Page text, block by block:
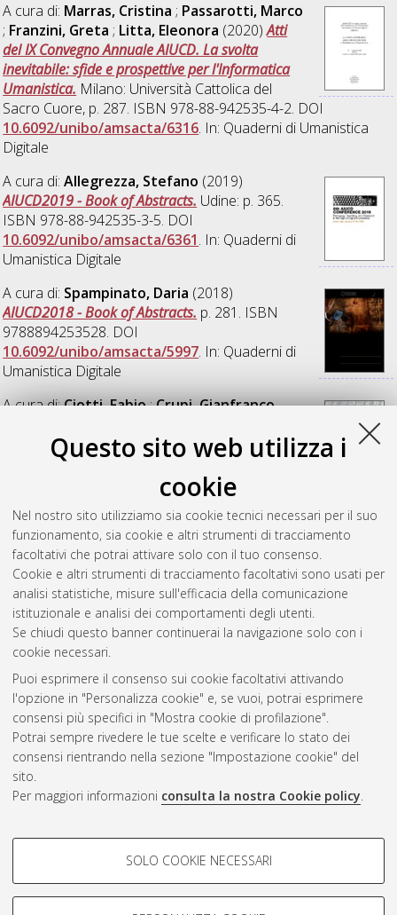
Questo sito web utilizza i
cookie
Nel nostro sito utilizziamo sia cookie tecnici necessari per il suo
funzionamento, sia cookie e altri strumenti di tracciamento
facoltativi che potrai attivare solo con il tuo consenso.
Cookie e altri strumenti di tracciamento facoltativi sono usati per
analisi statistiche, misure sull'efficacia della comunicazione
istituzionale e analisi dei comportamenti degli utenti.
Se chiudi questo banner continuerai la navigazione solo con i
cookie necessari.
Puoi esprimere il consenso sui cookie facoltativi attivando
l'opzione in "Personalizza cookie" e, se vuoi, potrai esprimere
consensi più specifici in "Mostra cookie di profilazione".
Potrai sempre rivedere le tue scelte e verificare lo stato dei
consensi rientrando nella sezione "Impostazione cookie" del
sito.
Per maggiori informazioni consulta la nostra Cookie policy.
COOKIE DI PROFILAZIONE -
Si tratta di cookie utilizzati per analizzare le caratteristiche della
SOLO COOKIE NECESSARI
A cura di: Marras, Cristina ; Passarotti, Marco
; Franzini, Greta ; Litta, Eleonora (2020)Atti
del IX Convegno Annuale AIUCD. La svolta
inevitabile: sfide e prospettive per l'Informatica
Umanistica. Milano: Università Cattolica del
Sacro Cuore, p. 287. ISBN 978-88-942535-4-2. DOI
10.6092/unibo/amsacta/6316. In: Quaderni di Umanistica
Digitale
A cura di:Allegrezza, Stefano (2019)
AIUCD2019 - Book of Abstracts. Udine: p. 365.
ISBN 978-88-942535-3-5. DOI
10.6092/unibo/amsacta/6361. In: Quaderni di
Umanistica Digitale
A cura di: Spampinato, Daria (2018)
AIUCD2018 - Book of Abstracts. p. 281. ISBN
9788894253528. DOI
10.6092/unibo/amsacta/5997. In: Quaderni di
Umanistica Digitale
A cura di:Ciotti, Fabio;Crupi, Gianfranco
ISBN 978-88-942535-1-1. DOI
10.6092/unibo/amsacta/5885. In: Quaderni di
A cura di:Boschetti, Federico(2017)
AIUCD2016 - Book of Abstracts.Firenze: AIUCD,
p. 242. ISBN ISBN: 978-88-942535-0-4. DOI
10.6092/unibo/amsacta/5559. In: Quaderni di
Umanistica Digitale
Questa lista e' stata generata ilFri Aug 7 20:34:05 2026 CEST
Atom
Rss
2.0
AMS Acta
ISSN: 2038-7954
re3data.org -
doi.org/10.17616/R3P19R
Servizio implementato e
Impostazioni Cookie
repository